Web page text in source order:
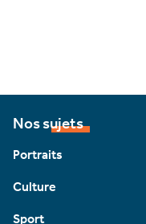
Nos sujets
Portraits
Culture
Sport